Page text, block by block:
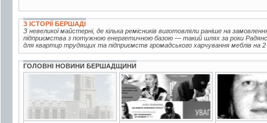
З ІСТОРІЇ БЕРШАДІ
З невеликої майстерні, де кілька ремісників виготовляли раніше на
підприємства з потужною енергетичною базою — такий шлях за роки
для квартир трудящих та підприємств громадського харчування меблів на
ГОЛОВНІ НОВИНИ БЕРШАДЩИНИ